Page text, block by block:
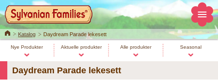
HomeKatalog Daydream Parade lekesett
Nye Produkter Aktuelle produkter Alle produkter Seasonal
Daydream Parade lekesett